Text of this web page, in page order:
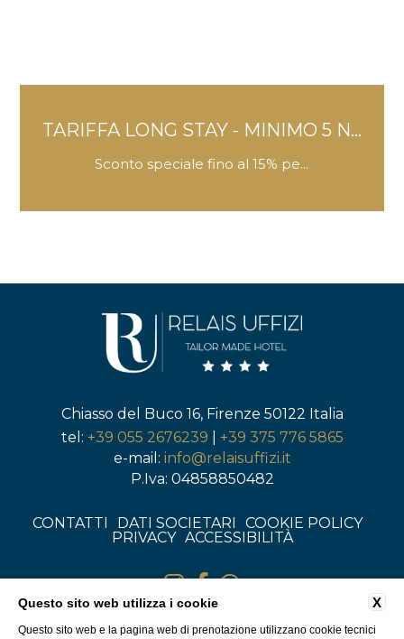
TARIFFA LONG STAY - MINIMO 5 N...
Sconto speciale fino al 15% pe...
Chiasso del Buco 16, Firenze 50122 Italia
tel: +39 055 2676239
+39 375 776 5865
e-mail: info@relaisuffizi.it
P.Iva: 04858850482
CONTATTI DATI SOCIETARI
COOKIE POLICY
PRIVACY ACCESSIBILITÀ
X
Questo sito web utilizza i cookie
Questo sito web e la pagina web di prenotazione utilizzano cookie tecnici